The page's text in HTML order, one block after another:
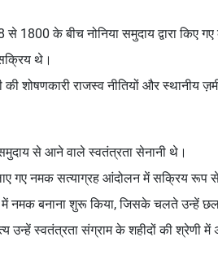
से 1800 के बीच नोनिया समुदाय द्वारा किए गए
थे।
कीशोषणकारी राजस्व नीतियों औरस्थानीय
समुदाय से आने वालेस्वतंत्रता सेनानी थे।
गएनमक सत्याग्रह आंदोलनमें सक्रिय रूप से
नमक बनाना शुरू किया, जिसके चलते उन्हें
उन्हेंस्वतंत्रता संग्राम के शहीदोंकी श्रेणी में